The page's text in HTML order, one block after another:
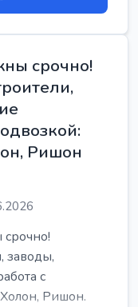
срочно!
Ришон
заводы,
с
Ришон.